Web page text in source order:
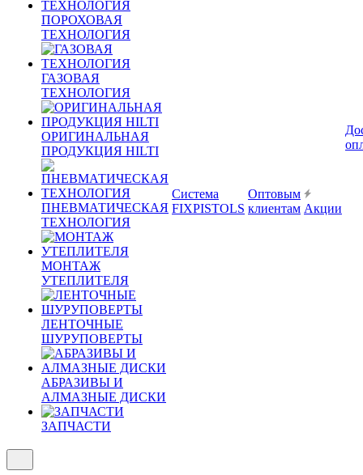
ПОРОХОВАЯ
ТЕХНОЛОГИЯ
ГАЗОВАЯ
ТЕХНОЛОГИЯ
ОРИГИНАЛЬНАЯ
ПРОДУКЦИЯ HILTI
ПНЕВМАТИЧЕСКАЯ
ТЕХНОЛОГИЯ
МОНТАЖ
УТЕПЛИТЕЛЯ
ЛЕНТОЧНЫЕ
ШУРУПОВЕРТЫ
АБРАЗИВЫ И
АЛМАЗНЫЕ ДИСКИ
ЗАПЧАСТИ
Система
FIXPISTOLS
Оптовым
клиентам Акции